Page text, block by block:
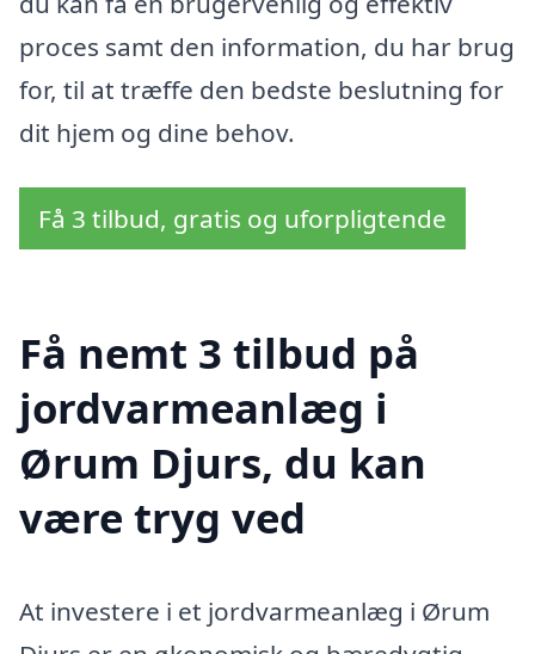
proces samt den information, du har brug
for, til at træffe den bedste beslutning for
dit hjem og dine behov.
Få 3 tilbud, gratis og uforpligtende
Få nemt 3 tilbud på
jordvarmeanlæg i
Ørum Djurs, du kan
være tryg ved
At investere i et jordvarmeanlæg i Ørum